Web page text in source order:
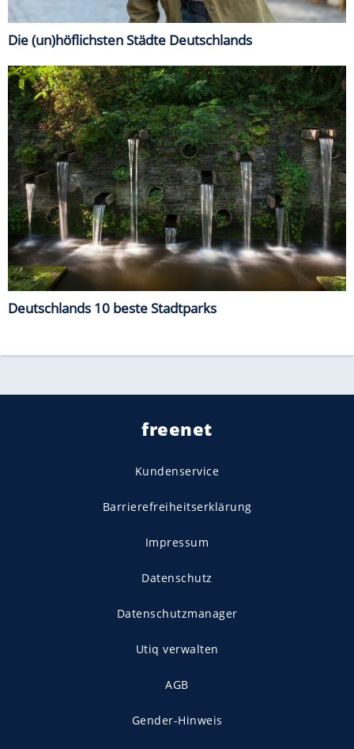
Die (un)höflichsten Städte Deutschlands
Deutschlands 10 beste Stadtparks
freenet
Kundenservice
Barrierefreiheitserklärung
Impressum
Datenschutz
Datenschutzmanager
Utiq verwalten
AGB
Gender-Hinweis